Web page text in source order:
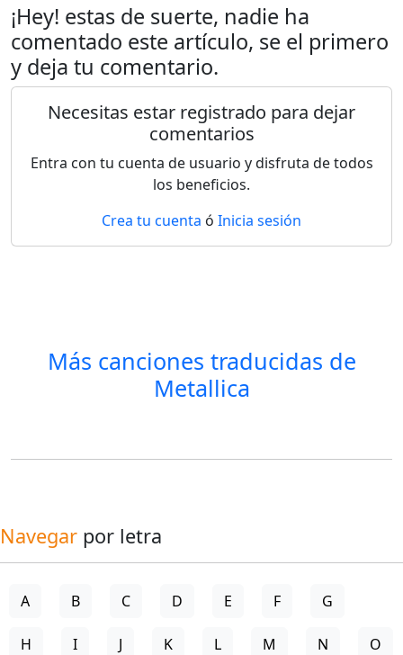
¡Hey! estas de suerte, nadie ha
comentado este artículo, se el primero
y deja tu comentario.
Necesitas estar registrado para dejar
comentarios
Entra con tu cuenta de usuario y disfruta de todos
los beneficios.
Crea tu cuenta ó Inicia sesión
Más canciones traducidas de
Metallica
Navegar por letra
A B C D E F G
H I J K L M N O